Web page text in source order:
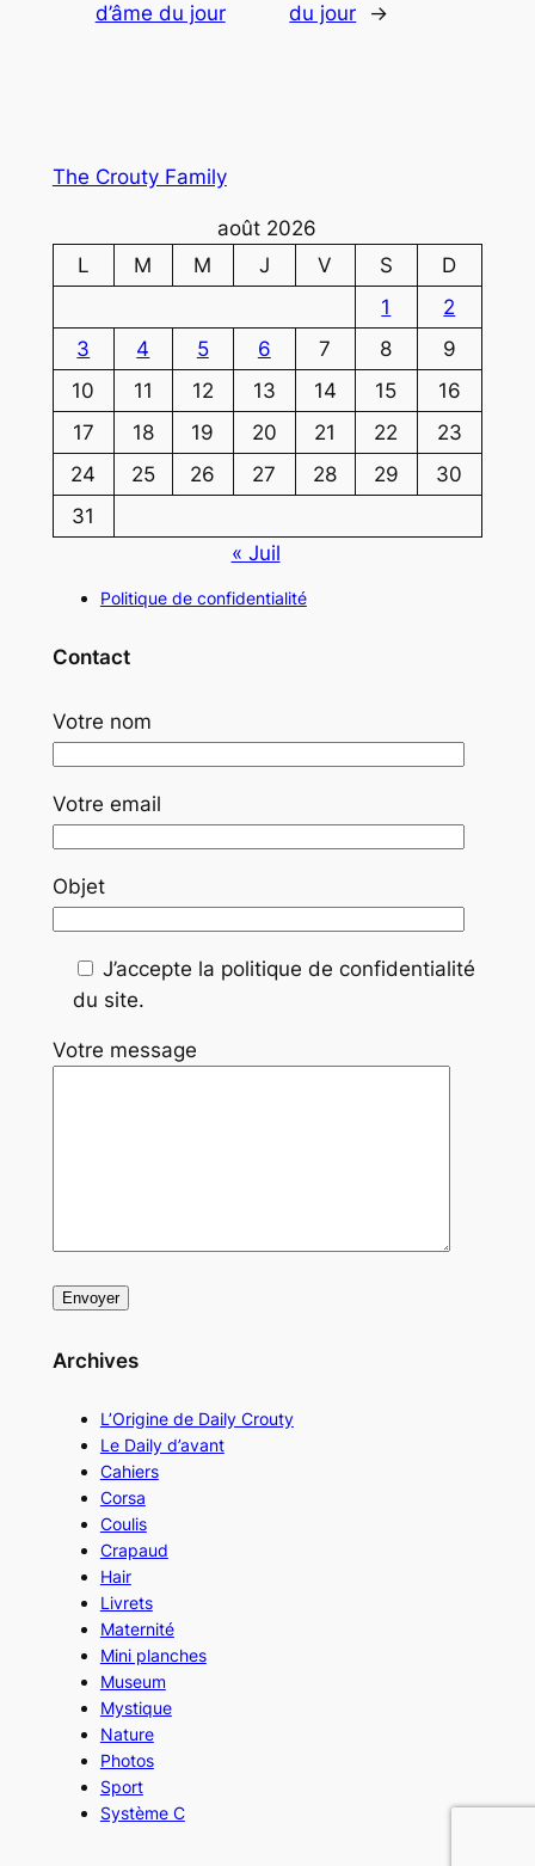
d’âme du jour
du jour
→
The Crouty Family
août 2026
L
M M J V S
D
1
2
3
4 5 6 7 8
9
10
11 12 13 14 15
16
17
18 19 20 21 22
23
24
25 26 27 28 29
30
31
« Juil
Politique de confidentialité
Contact
Votre nom
Votre email
Objet
J’accepte la politique de confidentialité
du site.
Votre message
Archives
L’Origine de Daily Crouty
Le Daily d’avant
Cahiers
Corsa
Coulis
Crapaud
Hair
Livrets
Maternité
Mini planches
Museum
Mystique
Nature
Photos
Sport
Système C